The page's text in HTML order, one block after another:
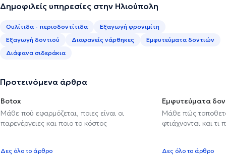
Δημοφιλείς υπηρεσίες στην Ηλιούπολη
Ουλίτιδα - περιοδοντίτιδα
Εξαγωγή φρονιμίτη
Εξαγωγή δοντιού
Διαφανείς νάρθηκες
Εμφυτεύματα δοντιών
Διάφανα σιδεράκια
Προτεινόμενα άρθρα
Botox
Μάθε πού εφαρμόζεται, ποιες είναι οι
παρενέργειες και ποιο το κόστος
Δες όλο το άρθρο
Εμφυτεύματα
Μάθε πώς
φτιάχνονται και τι
Δες όλο το άρθρο